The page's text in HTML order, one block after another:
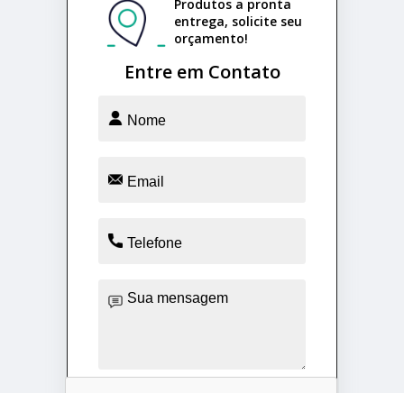
Entre em Contato
Produtos a pronta
entrega, solicite seu
orçamento!